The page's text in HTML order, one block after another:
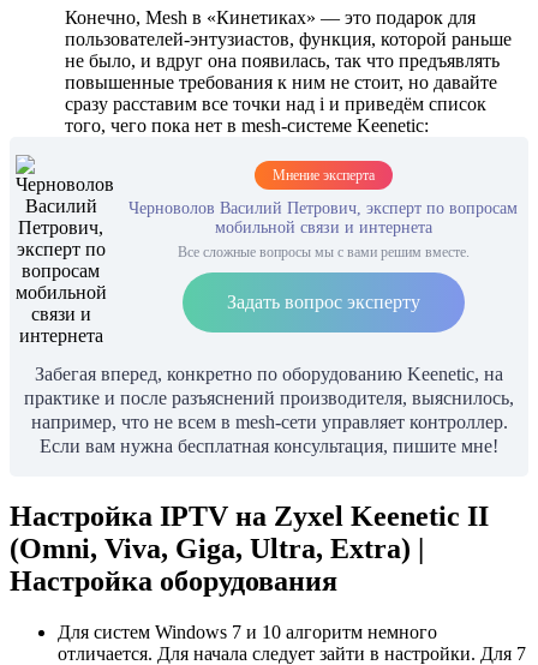
Конечно, Mesh в «Кинетиках» — это подарок для
пользователей-энтузиастов, функция, которой раньше
не было, и вдруг она появилась, так что предъявлять
повышенные требования к ним не стоит, но давайте
сразу расставим все точки над i и приведём список
того, чего пока нет в mesh-системе Keenetic:
Мнение эксперта
Черноволов Василий Петрович, эксперт по вопросам
мобильной связи и интернета
Все сложные вопросы мы с вами решим вместе.
Задать вопрос эксперту
Забегая вперед, конкретно по оборудованию Keenetic, на
практике и после разъяснений производителя, выяснилось,
например, что не всем в mesh-сети управляет контроллер.
Если вам нужна бесплатная консультация, пишите мне!
Настройка IPTV на Zyxel Keenetic II
(Omni, Viva, Giga, Ultra, Extra) |
Настройка оборудования
Для систем Windows 7 и 10 алгоритм немного
отличается. Для начала следует зайти в настройки. Для 7